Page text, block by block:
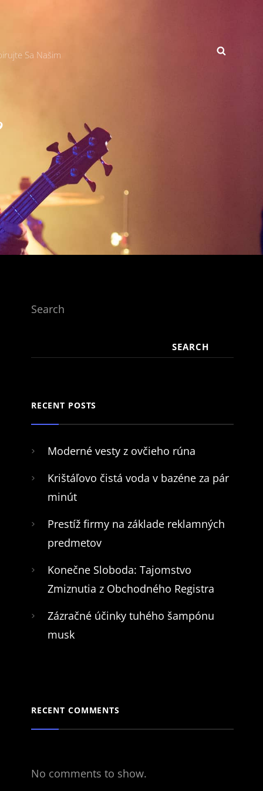
Sa Našim
Search
SEARCH
RECENT POSTS
Moderné vesty z ovčieho rúna
Krištáľovo čistá voda v bazéne za pár
minút
Prestíž firmy na základe reklamných
predmetov
Konečne Sloboda: Tajomstvo
Zmiznutia z Obchodného Registra
Zázračné účinky tuhého šampónu
musk
RECENT COMMENTS
No comments to show.